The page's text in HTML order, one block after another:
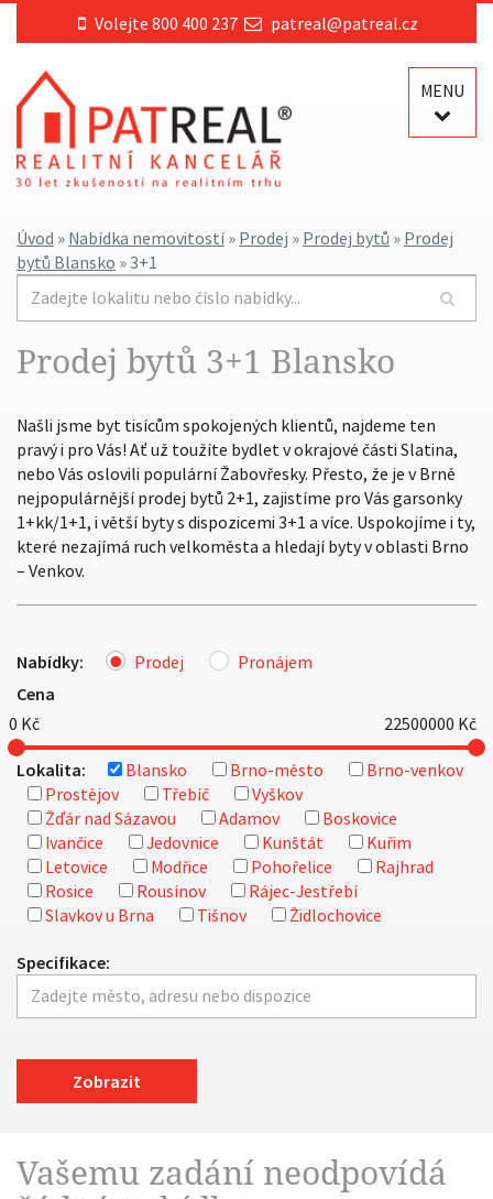
Volejte 800 400 237 patreal@patreal.cz
MENU
Úvod » Nabídka nemovitostí » Prodej » Prodej bytů » Prodej
bytů Blansko » 3+1
Prodej bytů 3+1 Blansko
Našli jsme byt tisícům spokojených klientů, najdeme ten
pravý i pro Vás! Ať už toužíte bydlet v okrajové části Slatina,
nebo Vás oslovili populární Žabovřesky. Přesto, že je v Brně
nejpopulárnější prodej bytů 2+1, zajistíme pro Vás garsonky
1+kk/1+1, i větší byty s dispozicemi 3+1 a více. Uspokojíme i ty,
které nezajímá ruch velkoměsta a hledají byty v oblasti Brno
– Venkov.
Nabídky: Prodej
Pronájem
Cena
0 Kč 22500000 Kč
Lokalita: Blansko Brno-město
Brno-venkov
Prostějov
Třebíč
Vyškov
Žďár nad Sázavou
Adamov
Boskovice
Ivančice
Jedovnice Kunštát
Kuřim
Letovice
Modřice Pohořelice
Rajhrad
Rosice
Rousínov
Rájec-Jestřebí
Slavkov u Brna
Tišnov Židlochovice
Specifikace:
Zobrazit
Vašemu zadání neodpovídá